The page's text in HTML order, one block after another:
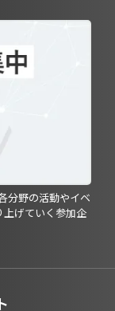
分野の活動やイベ
上げていく参加企